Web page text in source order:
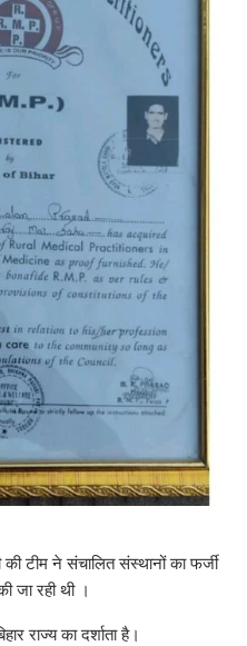
टीम ने संचालित संस्थानों का फर्जी
जा रही थी ।
राज्य का दर्शाता है।